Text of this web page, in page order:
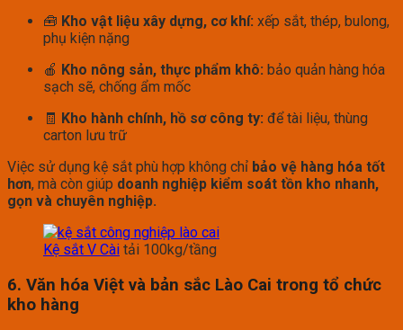
🧰 Kho vật liệu xây dựng, cơ khí: xếp sắt, thép, bulong,
phụ kiện nặng
🍎 Kho nông sản, thực phẩm khô: bảo quản hàng hóa
sạch sẽ, chống ẩm mốc
🧾 Kho hành chính, hồ sơ công ty: để tài liệu, thùng
carton lưu trữ
Việc sử dụng kệ sắt phù hợp không chỉ bảo vệ hàng hóa tốt
hơn, mà còn giúp doanh nghiệp kiểm soát tồn kho nhanh,
gọn và chuyên nghiệp.
Kệ sắt V Cài tải 100kg/tầng
6. Văn hóa Việt và bản sắc Lào Cai trong tổ chức
kho hàng